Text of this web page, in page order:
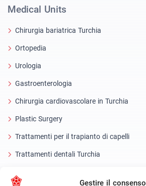
Gestire il consenso
Medical Units
Chirurgia bariatrica Turchia
Ortopedia
Urologia
Gastroenterologia
Chirurgia cardiovascolare in Turchia
Plastic Surgery
Trattamenti per il trapianto di capelli
Trattamenti dentali Turchia